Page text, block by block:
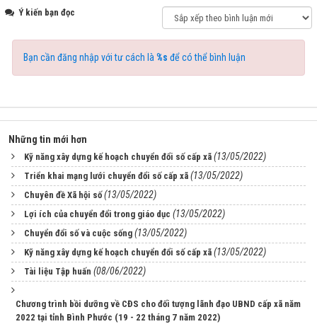
Ý kiến bạn đọc
Bạn cần đăng nhập với tư cách là %s để có thể bình luận
Những tin mới hơn
Kỹ năng xây dựng kế hoạch chuyển đổi số cấp xã (13/05/2022)
Triển khai mạng lưới chuyển đổi số cấp xã (13/05/2022)
Chuyên đề Xã hội số (13/05/2022)
Lợi ích của chuyển đổi trong giáo dục (13/05/2022)
Chuyển đổi số và cuộc sống (13/05/2022)
Kỹ năng xây dựng kế hoạch chuyển đổi số cấp xã (13/05/2022)
Tài liệu Tập huấn (08/06/2022)
Chương trình bồi dưỡng về CĐS cho đối tượng lãnh đạo UBND cấp xã năm
2022 tại tỉnh Bình Phước (19 - 22 tháng 7 năm 2022)